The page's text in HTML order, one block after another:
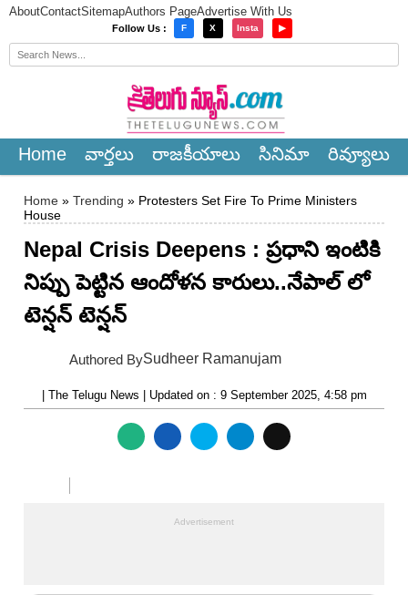
AboutContactSitemapAuthors PageAdvertise With Us
Follow Us : F X Insta ▶
Home వార్త‌లు రాజ‌కీయాలు సినిమా రివ్యూలు
Home » Trending » Protesters Set Fire To Prime Ministers
House
Nepal Crisis Deepens : ప్రధాని ఇంటికి
నిప్పు పెట్టిన ఆందోళన కారులు..నేపాల్ లో
టెన్షన్ టెన్షన్
Authored BySudheer Ramanujam
| The Telugu News | Updated on : 9 September 2025, 4:58 pm